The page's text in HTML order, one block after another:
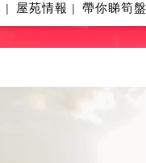
| 屋苑情報 | 帶你睇筍盤